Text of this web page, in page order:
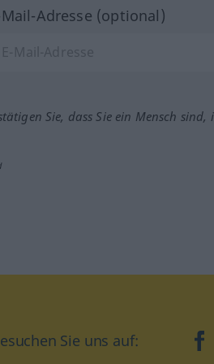
Adresse (optional)
Sie, dass Sie ein Mensch
Sie uns auf: